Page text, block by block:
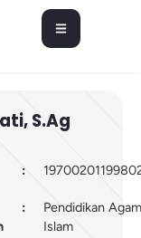
S.Ag
:
:
Pendidikan
Islam